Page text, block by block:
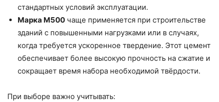
стандартных условий эксплуатации.
Марка М500 чаще применяется при строительстве
зданий с повышенными нагрузками или в случаях,
когда требуется ускоренное твердение. Этот цемент
обеспечивает более высокую прочность на сжатие и
сокращает время набора необходимой твёрдости.
При выборе важно учитывать: